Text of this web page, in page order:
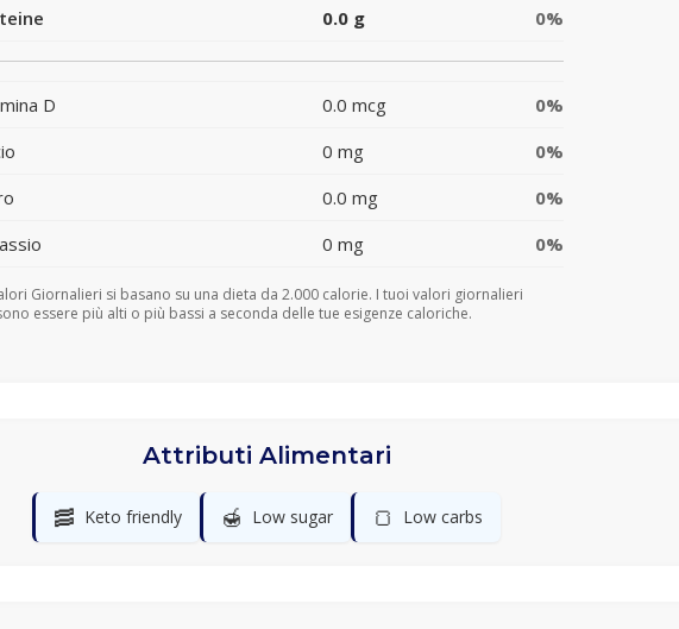
0.0 g 0%
D 0.0 mcg
0%
0 mg
0%
0.0 mg
0%
0 mg 0%
Giornalieri si basano su una dieta da 2.000 calorie. I tuoi valori giornalieri
essere più alti o più bassi a seconda delle tue esigenze caloriche.
Attributi Alimentari
🥓 Keto friendly 🍯 Low sugar 🍞 Low carbs